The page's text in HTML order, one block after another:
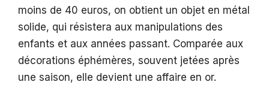
moins de 40 euros, on obtient un objet en métal
solide, qui résistera aux manipulations des
enfants et aux années passant. Comparée aux
décorations éphémères, souvent jetées après
une saison, elle devient une affaire en or.